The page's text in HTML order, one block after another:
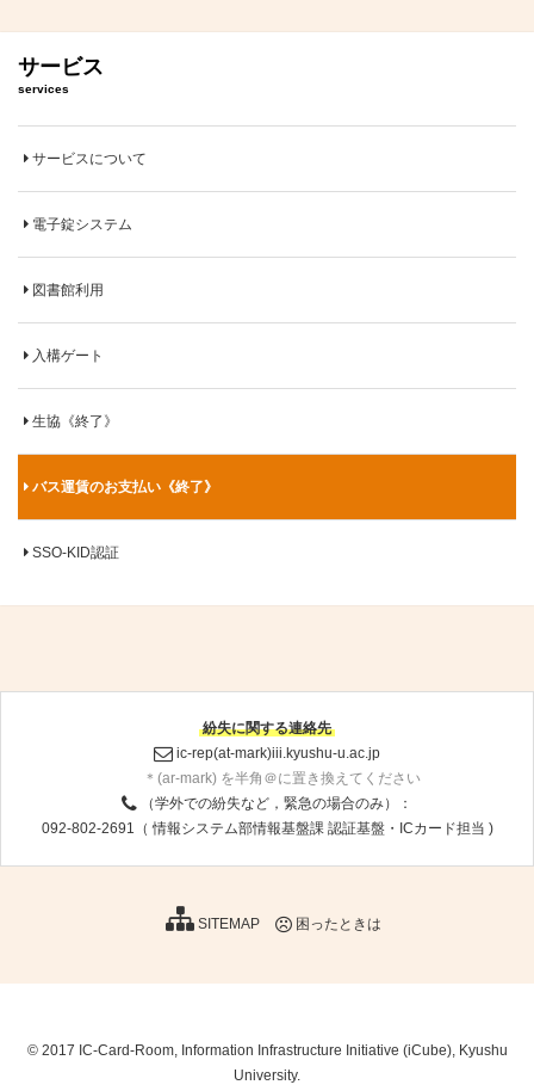
サービス
services
サービスについて
電子錠システム
図書館利用
入構ゲート
生協《終了》
バス運賃のお支払い《終了》
SSO-KID認証
紛失に関する連絡先
ic-rep(at-mark)iii.kyushu-u.ac.jp
＊(ar-mark) を半角＠に置き換えてください
（学外での紛失など，緊急の場合のみ）：
092-802-2691（ 情報システム部情報基盤課 認証基盤・ICカード担当 )
SITEMAP 困ったときは
© 2017 IC-Card-Room, Information Infrastructure Initiative (iCube), Kyushu
University.